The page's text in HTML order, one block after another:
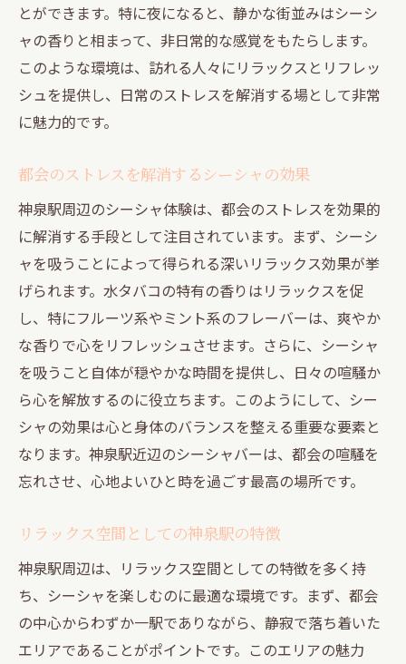
多彩なフレーバーと静かな環境神泉駅でシーシ
ャを楽しむ
シーシャフレーバーの多様性と選び方
静寂な環境がもたらすリラックス効果
フレーバーごとの特徴とおすすめの組み合
神泉駅周辺のシーシャカフェ紹介
フレーバー選びでシーシャ体験を倍増
日常のストレス解消に最適神泉駅のシーシャス
ポット
ストレスフリーな空間を提供する場所
神泉駅周辺の隠れ家的シーシャスポット
シーシャがもたらす心の安らぎ
ストレス解消法としてのシーシャの魅力
神泉駅での非日常体験を楽しむ
神泉駅周辺で新たなリラックス体験シーシャの
魅力を探る
リラックス体験を求める人々のために
シーシャとリラクゼーションの関係
新たな魅力を発見する神泉駅の旅
とができます。特に夜になると、静かな街並みはシーシ
ャの香りと相まって、非日常的な感覚をもたらします。
このような環境は、訪れる人々にリラックスとリフレッ
シュを提供し、日常のストレスを解消する場として非常
に魅力的です。
都会のストレスを解消するシーシャの効果
神泉駅周辺のシーシャ体験は、都会のストレスを効果的
に解消する手段として注目されています。まず、シーシ
ャを吸うことによって得られる深いリラックス効果が挙
げられます。水タバコの特有の香りはリラックスを促
し、特にフルーツ系やミント系のフレーバーは、爽やか
な香りで心をリフレッシュさせます。さらに、シーシャ
を吸うこと自体が穏やかな時間を提供し、日々の喧騒か
ら心を解放するのに役立ちます。このようにして、シー
シャの効果は心と身体のバランスを整える重要な要素と
なります。神泉駅近辺のシーシャバーは、都会の喧騒を
忘れさせ、心地よいひと時を過ごす最高の場所です。
リラックス空間としての神泉駅の特徴
神泉駅周辺は、リラックス空間としての特徴を多く持
ち、シーシャを楽しむのに最適な環境です。まず、都会
の中心からわずか一駅でありながら、静寂で落ち着いた
エリアであることがポイントです。このエリアの魅力